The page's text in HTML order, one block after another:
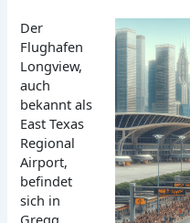
Der
Flughafen
Longview,
auch
bekannt als
East Texas
Regional
Airport,
befindet
sich in